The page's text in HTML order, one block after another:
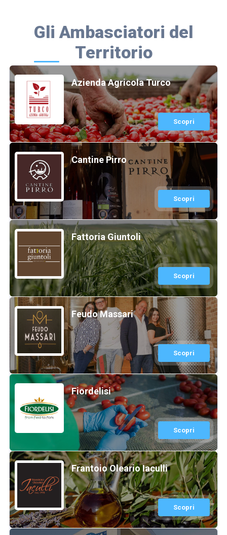
Gli Ambasciatori del
Territorio
Azienda Agricola Turco
Scopri
Cantine Pirro
Scopri
Fattoria Giuntoli
Scopri
Feudo Massari
Scopri
Fiordelisi
Scopri
Frantoio Oleario Iaculli
Scopri